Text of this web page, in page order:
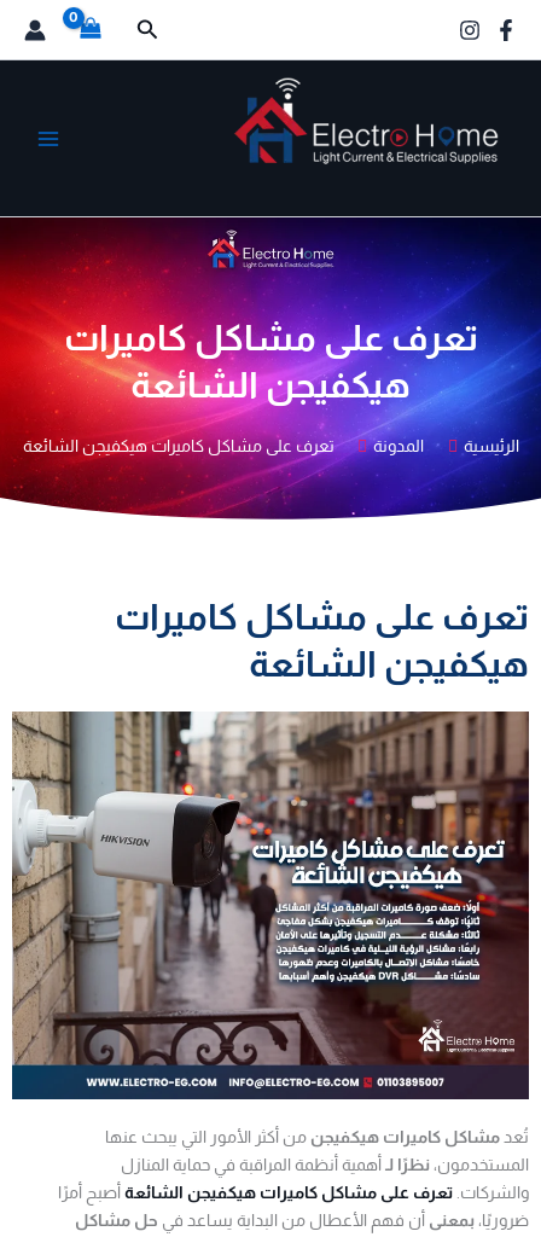
البحث
تعرف على مشاكل كاميرات
هيكفيجن الشائعة
الرئيسية المدونة تعرف على مشاكل كاميرات هيكفيجن الشائعة
تعرف على مشاكل كاميرات
هيكفيجن الشائعة
تُعد مشاكل كاميرات هيكفيجن من أكثر الأمور التي يبحث عنها
المستخدمون، نظرًا لـ أهمية أنظمة المراقبة في حماية المنازل
والشركات. تعرف على مشاكل كاميرات هيكفيجن الشائعة أصبح أمرًا
ضروريًا، بمعنى أن فهم الأعطال من البداية يساعد في حل مشاكل